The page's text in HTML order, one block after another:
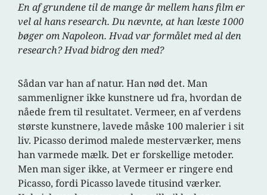
En af grundene til de mange år mellem hans film er
vel al hans research. Du nævnte, at han læste 1000
bøger om Napoleon. Hvad var formålet med al den
research? Hvad bidrog den med?
Sådan var han af natur. Han nød det. Man
sammenligner ikke kunstnere ud fra, hvordan de
nåede frem til resultatet. Vermeer, en af verdens
største kunstnere, lavede måske 100 malerier i sit
liv. Picasso derimod malede mesterværker, mens
han varmede mælk. Det er forskellige metoder.
Men man siger ikke, at Vermeer er ringere end
Picasso, fordi Picasso lavede titusind værker.